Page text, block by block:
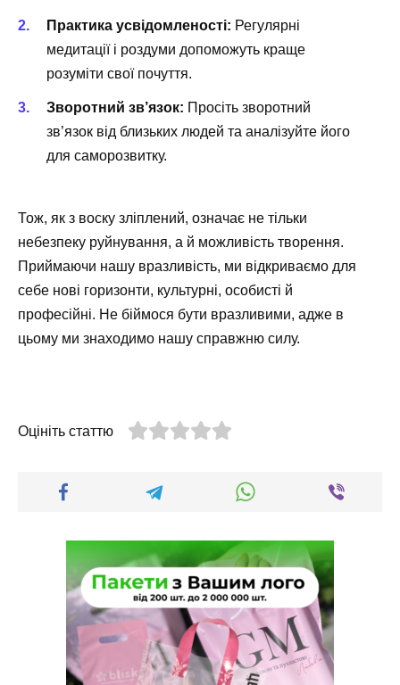
Практика усвідомленості: Регулярні
медитації і роздуми допоможуть краще
розуміти свої почуття.
Зворотний зв’язок: Просіть зворотний
зв’язок від близьких людей та аналізуйте його
для саморозвитку.
Тож, як з воску зліплений, означає не тільки
небезпеку руйнування, а й можливість творення.
Приймаючи нашу вразливість, ми відкриваємо для
себе нові горизонти, культурні, особисті й
професійні. Не біймося бути вразливими, адже в
цьому ми знаходимо нашу справжню силу.
Оцініть статтю